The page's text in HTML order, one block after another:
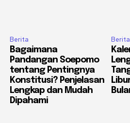
Berita
Bagaimana
Pandangan Soepomo
tentang Pentingnya
Konstitusi? Penjelasan
Lengkap dan Mudah
Dipahami
Berita